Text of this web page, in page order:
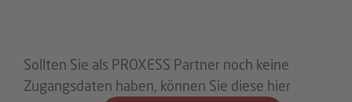
Sollten Sie als PROXESS Partner noch keine
Zugangsdaten haben, können Sie diese hier